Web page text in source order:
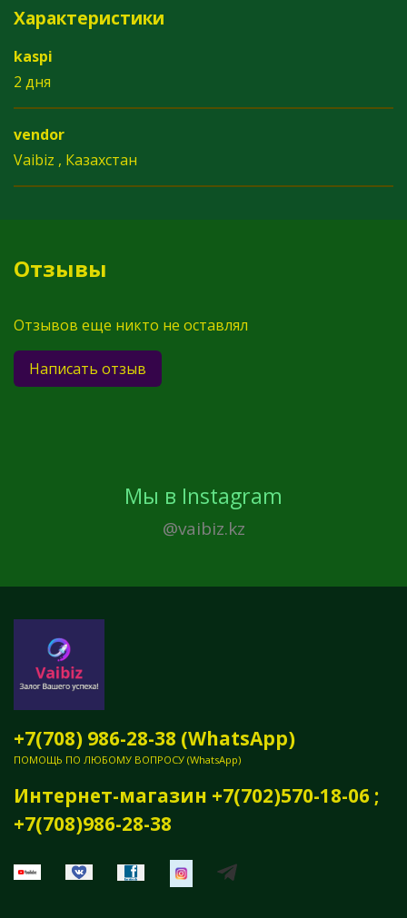
Характеристики
kaspi
2 дня
vendor
Vaibiz , Казахстан
Отзывы
Отзывов еще никто не оставлял
Написать отзыв
Мы в Instagram
@vaibiz.kz
+7(708) 986-28-38 (WhatsApp)
ПОМОЩЬ ПО ЛЮБОМУ ВОПРОСУ (WhatsApp)
Интернет-магазин +7(702)570-18-06 ;
+7(708)986-28-38